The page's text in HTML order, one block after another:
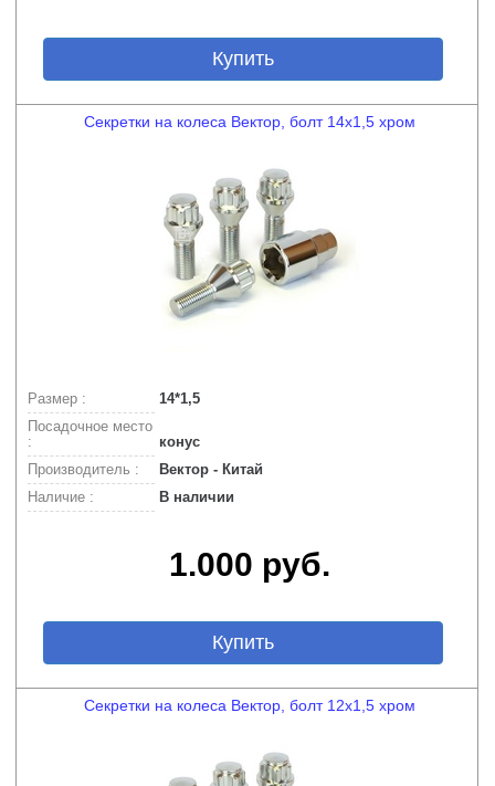
Купить
Секретки на колеса Вектор, болт 14x1,5 хром
Размер :
14*1,5
Посадочное место
:
конус
Производитель :
Вектор - Китай
Наличие :
В наличии
1.000 руб.
Купить
Секретки на колеса Вектор, болт 12x1,5 хром